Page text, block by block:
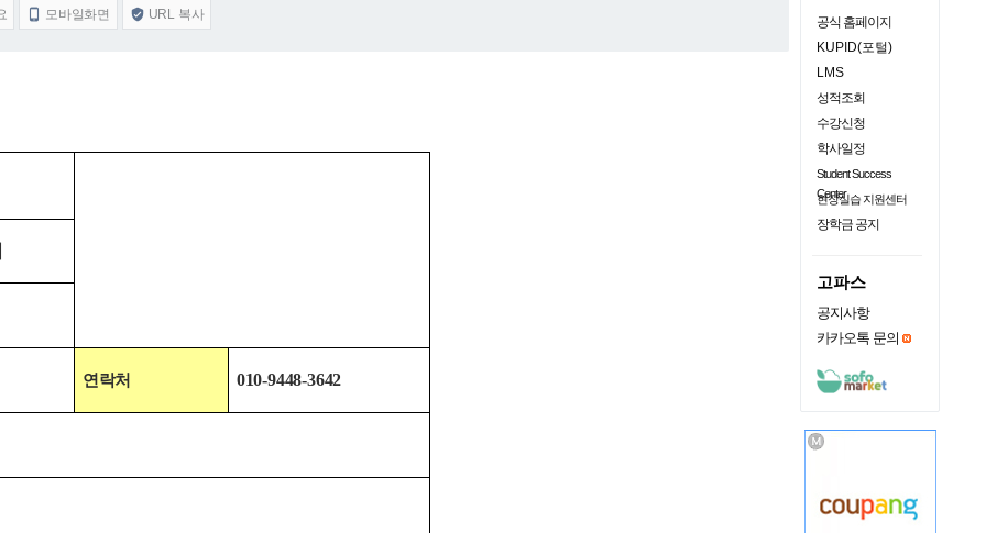
 모바일화면  URL 복사
연락처 010-9448-3642
공식 홈페이지
KUPID(포털)
LMS
성적조회
수강신청
학사일정
Student Success
Center
현장실습 지원센터
장학금 공지
고파스
공지사항
카카오톡 문의